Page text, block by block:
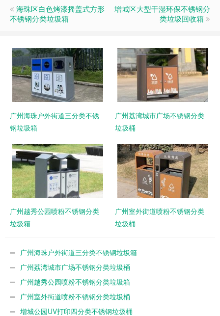
海珠区白色烤漆摇盖式方形
不锈钢分类垃圾箱
增城区大型干湿环保不锈钢分
类垃圾回收箱
广州海珠户外街道三分类不锈
钢垃圾箱
广州荔湾城市广场不锈钢分类
垃圾桶
广州越秀公园喷粉不锈钢分类
垃圾箱
广州室外街道喷粉不锈钢分类
垃圾桶
广州海珠户外街道三分类不锈钢垃圾箱
广州荔湾城市广场不锈钢分类垃圾桶
广州越秀公园喷粉不锈钢分类垃圾箱
广州室外街道喷粉不锈钢分类垃圾桶
增城公园UV打印四分类不锈钢垃圾桶